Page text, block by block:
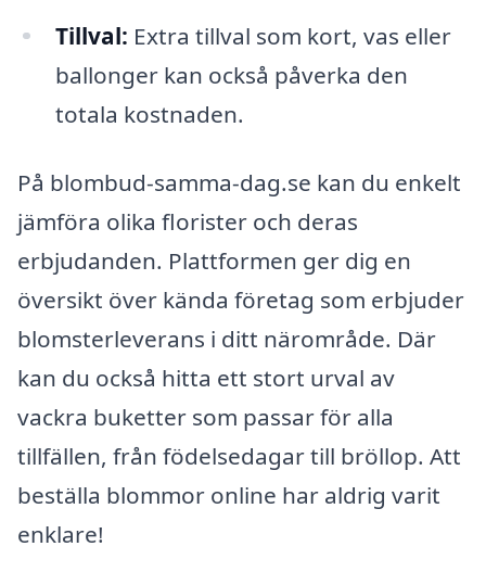
Tillval: Extra tillval som kort, vas eller
ballonger kan också påverka den
totala kostnaden.
På blombud-samma-dag.se kan du enkelt
jämföra olika florister och deras
erbjudanden. Plattformen ger dig en
översikt över kända företag som erbjuder
blomsterleverans i ditt närområde. Där
kan du också hitta ett stort urval av
vackra buketter som passar för alla
tillfällen, från födelsedagar till bröllop. Att
beställa blommor online har aldrig varit
enklare!